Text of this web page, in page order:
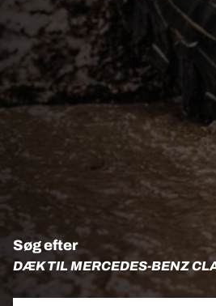
Søg efter
DÆK TIL MERCEDES-BENZ